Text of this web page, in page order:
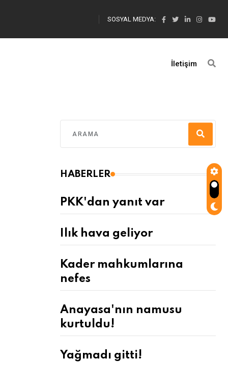
SOSYAL MEDYA:
İletişim
HABERLER
PKK'dan yanıt var
Ilık hava geliyor
Kader mahkumlarına
nefes
Anayasa'nın namusu
kurtuldu!
Yağmadı gitti!